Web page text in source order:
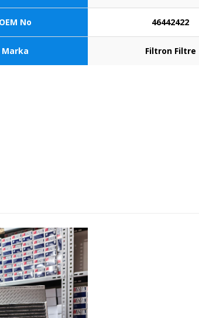
OEM No 46442422
Marka Filtron Filtre